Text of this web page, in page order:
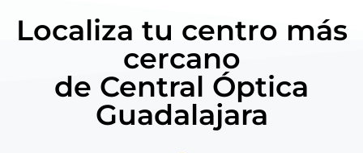
Localiza tu centro más
cercano
de Central Óptica
Guadalajara